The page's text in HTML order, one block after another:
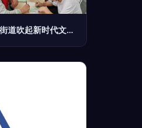
抓落实 强服务 兴文化 重活动 东晓街道吹起新时代文明实践春风